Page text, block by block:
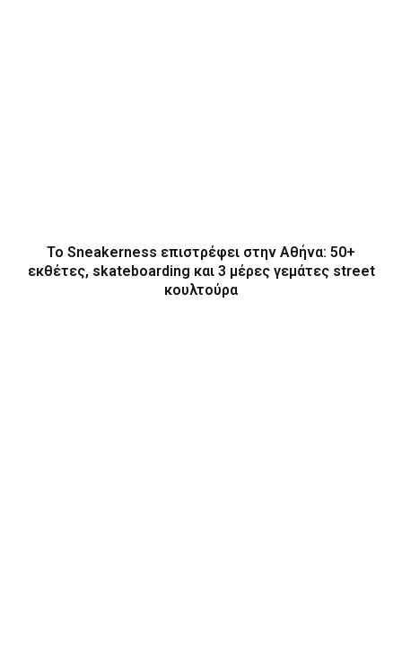
Το Sneakerness επιστρέφει στην Αθήνα: 50+
εκθέτες, skateboarding και 3 μέρες γεμάτες street
κουλτούρα